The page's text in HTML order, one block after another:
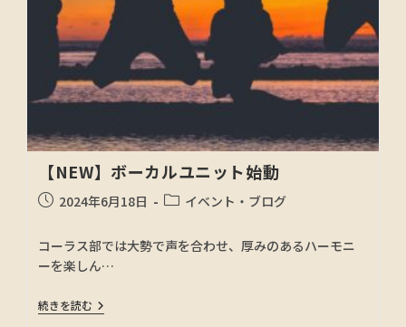
【NEW】ボーカルユニット始動
2024年6月18日 イベント・ブログ
コーラス部では大勢で声を合わせ、厚みのあるハーモニ
ーを楽しん…
続きを読む